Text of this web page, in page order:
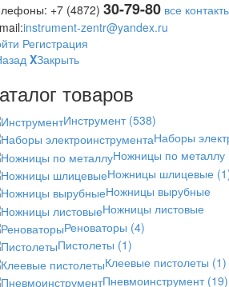
+7 (4872) 30-79-80 все
instrument-zentr@yandex.ru
Регистрация
XЗакрыть
товаров
Инструмент (538)
Наборы
Ножницы по металлу
Ножницы шлицевые
Ножницы вырубные
Ножницы листовые
Реноваторы (4)
Пистолеты (1)
Клеевые пистолеты (1)
Пневмоинструмент (19)